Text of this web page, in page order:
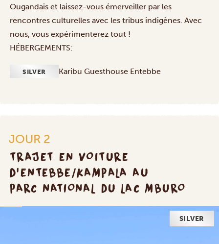
Ougandais et laissez-vous émerveiller par les
rencontres culturelles avec les tribus indigènes. Avec
nous, vous expérimenterez tout !
HÉBERGEMENTS:
SILVER Karibu Guesthouse Entebbe
JOUR 2
TRAJET EN VOITURE
D'ENTEBBE/KAMPALA AU
PARC NATIONAL DU LAC MBURO
SILVER